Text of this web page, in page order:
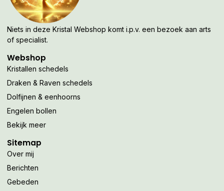
Niets in deze Kristal Webshop komt i.p.v. een bezoek aan arts
of specialist.
Webshop
Kristallen schedels
Draken & Raven schedels
Dolfijnen & eenhoorns
Engelen bollen
Bekijk meer
Sitemap
Over mij
Berichten
Gebeden